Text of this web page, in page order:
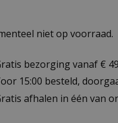
niet op voorraad.
bezorging vanaf €
15:00 besteld,
afhalen in één van